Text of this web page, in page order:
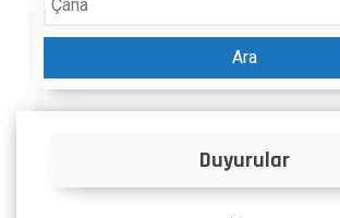
Ara
İlanlar